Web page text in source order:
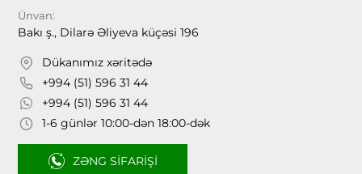
Ünvan:
Bakı ş., Dilarə Əliyeva küçəsi 196
Dükanımız xəritədə
+994 (51) 596 31 44
+994 (51) 596 31 44
1-6 günlər 10:00-dən 18:00-dək
ZƏNG SIFARIŞI